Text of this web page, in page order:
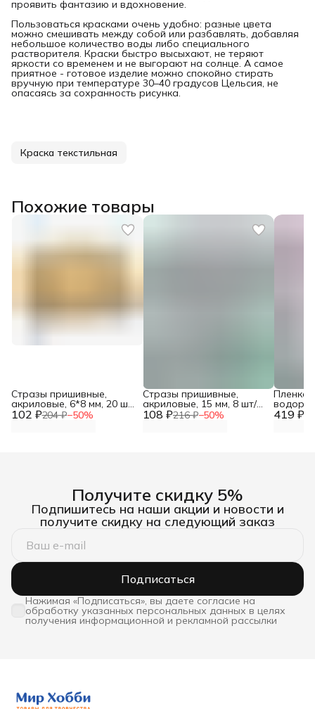
проявить фантазию и вдохновение.
Пользоваться красками очень удобно: разные цвета
можно смешивать между собой или разбавлять, добавляя
небольшое количество воды либо специального
растворителя. Краски быстро высыхают, не теряют
яркости со временем и не выгорают на солнце. А самое
приятное - готовое изделие можно спокойно стирать
вручную при температуре 30–40 градусов Цельсия, не
опасаясь за сохранность рисунка.
Краска текстильная
Похожие товары
102 ₽204 ₽−50%
Стразы пришивные,
акриловые, 6*8 мм, 20 шт/
упак (овальные), 108 ₽216 ₽−50%
Стразы пришивные,
акриловые, 15 мм, 8 шт/
упак (круглые), 419 ₽
Пленка
см*1 м
Получите скидку 5%
Подпишитесь на наши акции и новости и
получите скидку на следующий заказ
Подписаться
Нажимая «Подписаться», вы даете согласие на
обработку указанных персональных данных в целях
получения информационной и рекламной рассылки